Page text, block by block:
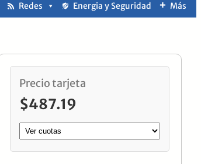
Redes Energia y Seguridad Más
Precio tarjeta
$487.19